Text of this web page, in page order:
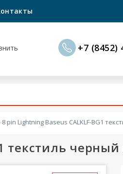
+7 (8452)
pin Lightning Baseus CALKLF-BG1
текстиль